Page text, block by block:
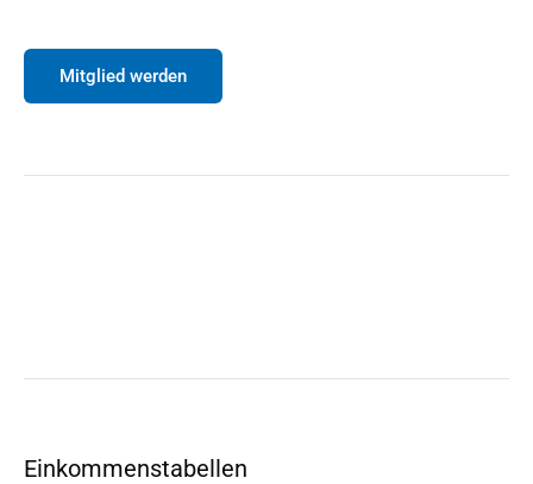
Mitglied werden
Einkommenstabellen